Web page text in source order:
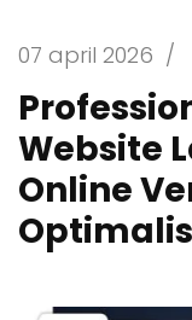
07 april 2026 /
Website
Online